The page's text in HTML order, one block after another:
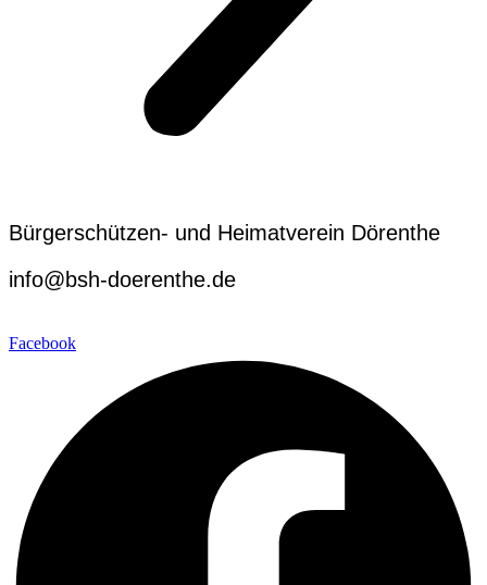
Bürgerschützen- und Heimatverein Dörenthe
info@bsh-doerenthe.de
Facebook